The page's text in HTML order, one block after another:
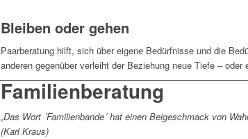
Bleiben oder gehen
Paarberatung hilft, sich über eigene Bedürfnisse und die
anderen gegenüber verleiht der Beziehung neue Tiefe –
Familienberatung
„Das Wort ´Familienbande´ hat einen Beigeschmack von
(Karl Kraus)